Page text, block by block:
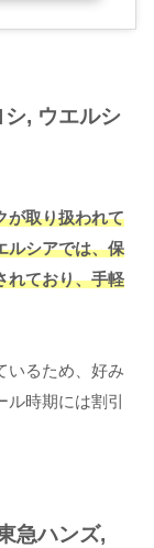
シ, ウエルシ
が取り扱われて
ルシアでは、保
れており、手軽
いるため、好み
ル時期には割引
急ハンズ,